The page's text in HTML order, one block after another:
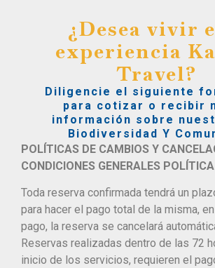
¿Desea vivir
experiencia
Travel?
Diligencie el siguiente
para cotizar o recibir
información sobre
Biodiversidad Y
POLÍTICAS DE CAMBIOS Y
CONDICIONES GENERALES
Toda reserva confirmada tendrá un
para hacer el pago total de la misma,
pago, la reserva se cancelará
Reservas realizadas dentro de las 72
inicio de los servicios, requieren el